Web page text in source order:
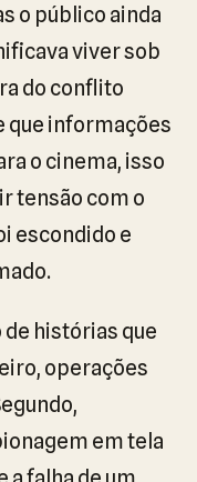
o público ainda
viver sob
do conflito
que informações
o cinema, isso
tensão com o
escondido e
de histórias que
operações
em tela